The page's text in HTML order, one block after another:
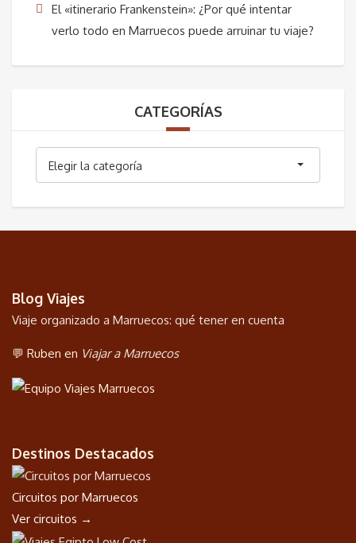
El «itinerario Frankenstein»: ¿Por qué intentar
verlo todo en Marruecos puede arruinar tu viaje?
CATEGORÍAS
Elegir la categoría
Blog Viajes
Viaje organizado a Marruecos: qué tener en cuenta
💬 Ruben en Viajar a Marruecos
Destinos Destacados
Circuitos por Marruecos
Ver circuitos →